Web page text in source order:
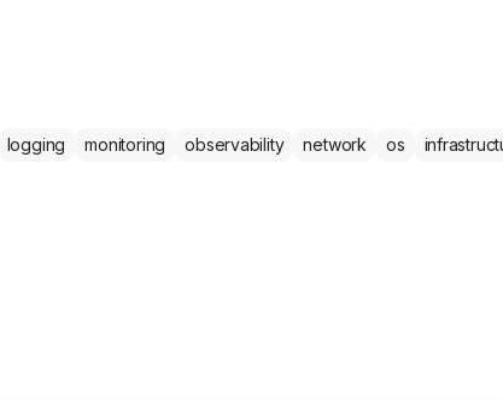
logging monitoring observability network os